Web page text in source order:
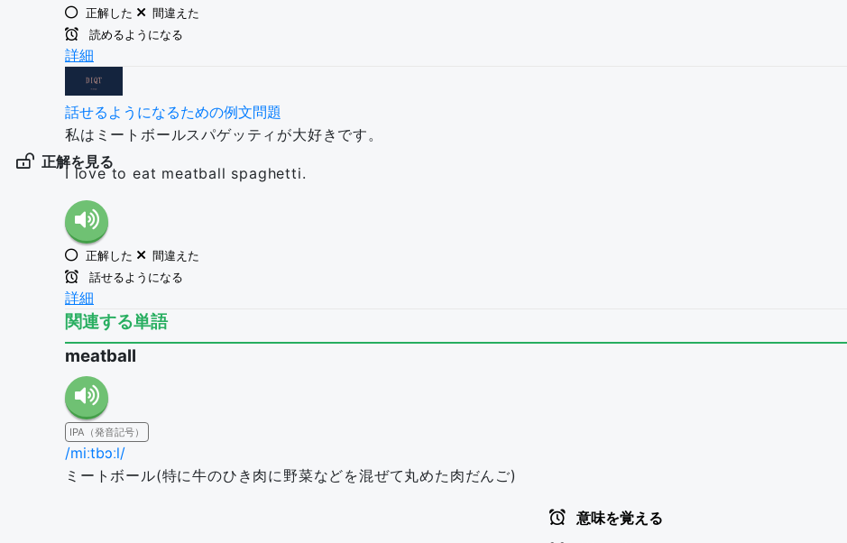
正解した
間違えた
読めるようになる
詳細
話せるようになるための例文問題
私はミートボールスパゲッティが大好きです。
正解を見る
I love to eat meatball spaghetti.
正解した
間違えた
話せるようになる
詳細
関連する単語
meatball
IPA（発音記号）
/miːtbɔːl/
ミートボール(特に牛のひき肉に野菜などを混ぜて丸めた肉だんご)
意味を覚える